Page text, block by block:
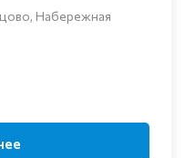
Набережная